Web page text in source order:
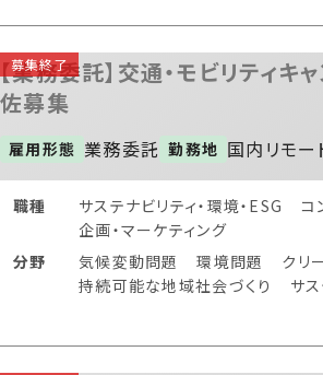
【業務委託】交通・モビリティキ
佐募集
雇用形態 業務委託 勤務地 国内 リモー
職種 サステナビリティ・環境・ESG
コ
企画・マーケティング
分野
気候変動問題 環境問題
クリ
持続可能な地域社会づくり
サ